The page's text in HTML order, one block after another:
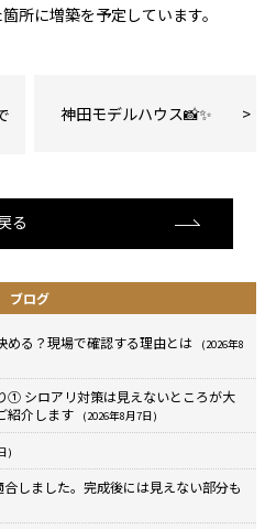
所に増築を予定しています。
神田モデルハウス📸✨
る
ブログ
める？現場で確認する理由とは
(2026年8
① シロアリ対策は見えないところが大
紹介します
(2026年8月7日)
)
合しました。完成後には見えない部分も